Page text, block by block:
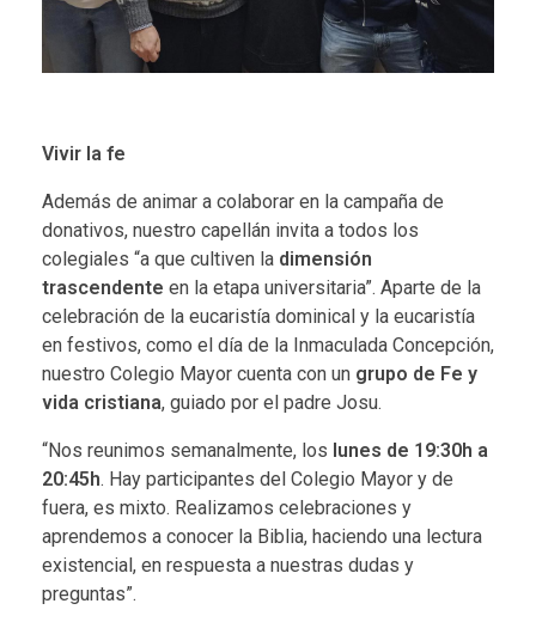
Vivir la fe
Además de animar a colaborar en la campaña de
donativos, nuestro capellán invita a todos los
colegiales “a que cultiven la dimensión
trascendente en la etapa universitaria”. Aparte de la
celebración de la eucaristía dominical y la eucaristía
en festivos, como el día de la Inmaculada Concepción,
nuestro Colegio Mayor cuenta con un grupo de Fe y
vida cristiana, guiado por el padre Josu.
“Nos reunimos semanalmente, los lunes de 19:30h a
20:45h. Hay participantes del Colegio Mayor y de
fuera, es mixto. Realizamos celebraciones y
aprendemos a conocer la Biblia, haciendo una lectura
existencial, en respuesta a nuestras dudas y
preguntas”.